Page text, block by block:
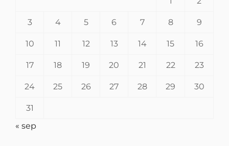
3 4 5 6 7 8 9
10 11 12 13 14 15 16
17 18 19 20 21 22 23
24 25 26 27 28 29 30
31
« sep